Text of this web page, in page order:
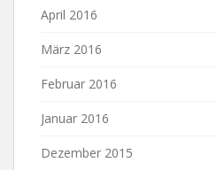
April 2016
März 2016
Februar 2016
Januar 2016
Dezember 2015